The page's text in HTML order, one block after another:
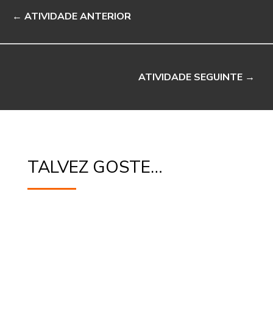
← ATIVIDADE ANTERIOR
ATIVIDADE SEGUINTE →
TALVEZ GOSTE…